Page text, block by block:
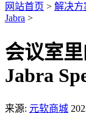
网站首页 > 解决方
Jabra >
会议室
Jabra
来源: 元软商城